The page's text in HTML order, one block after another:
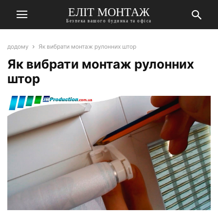
ЕЛІТ МОНТАЖ
Безпека вашого будинка та офіса
додому Як вибрати монтаж рулонних штор
Як вибрати монтаж рулонних
штор